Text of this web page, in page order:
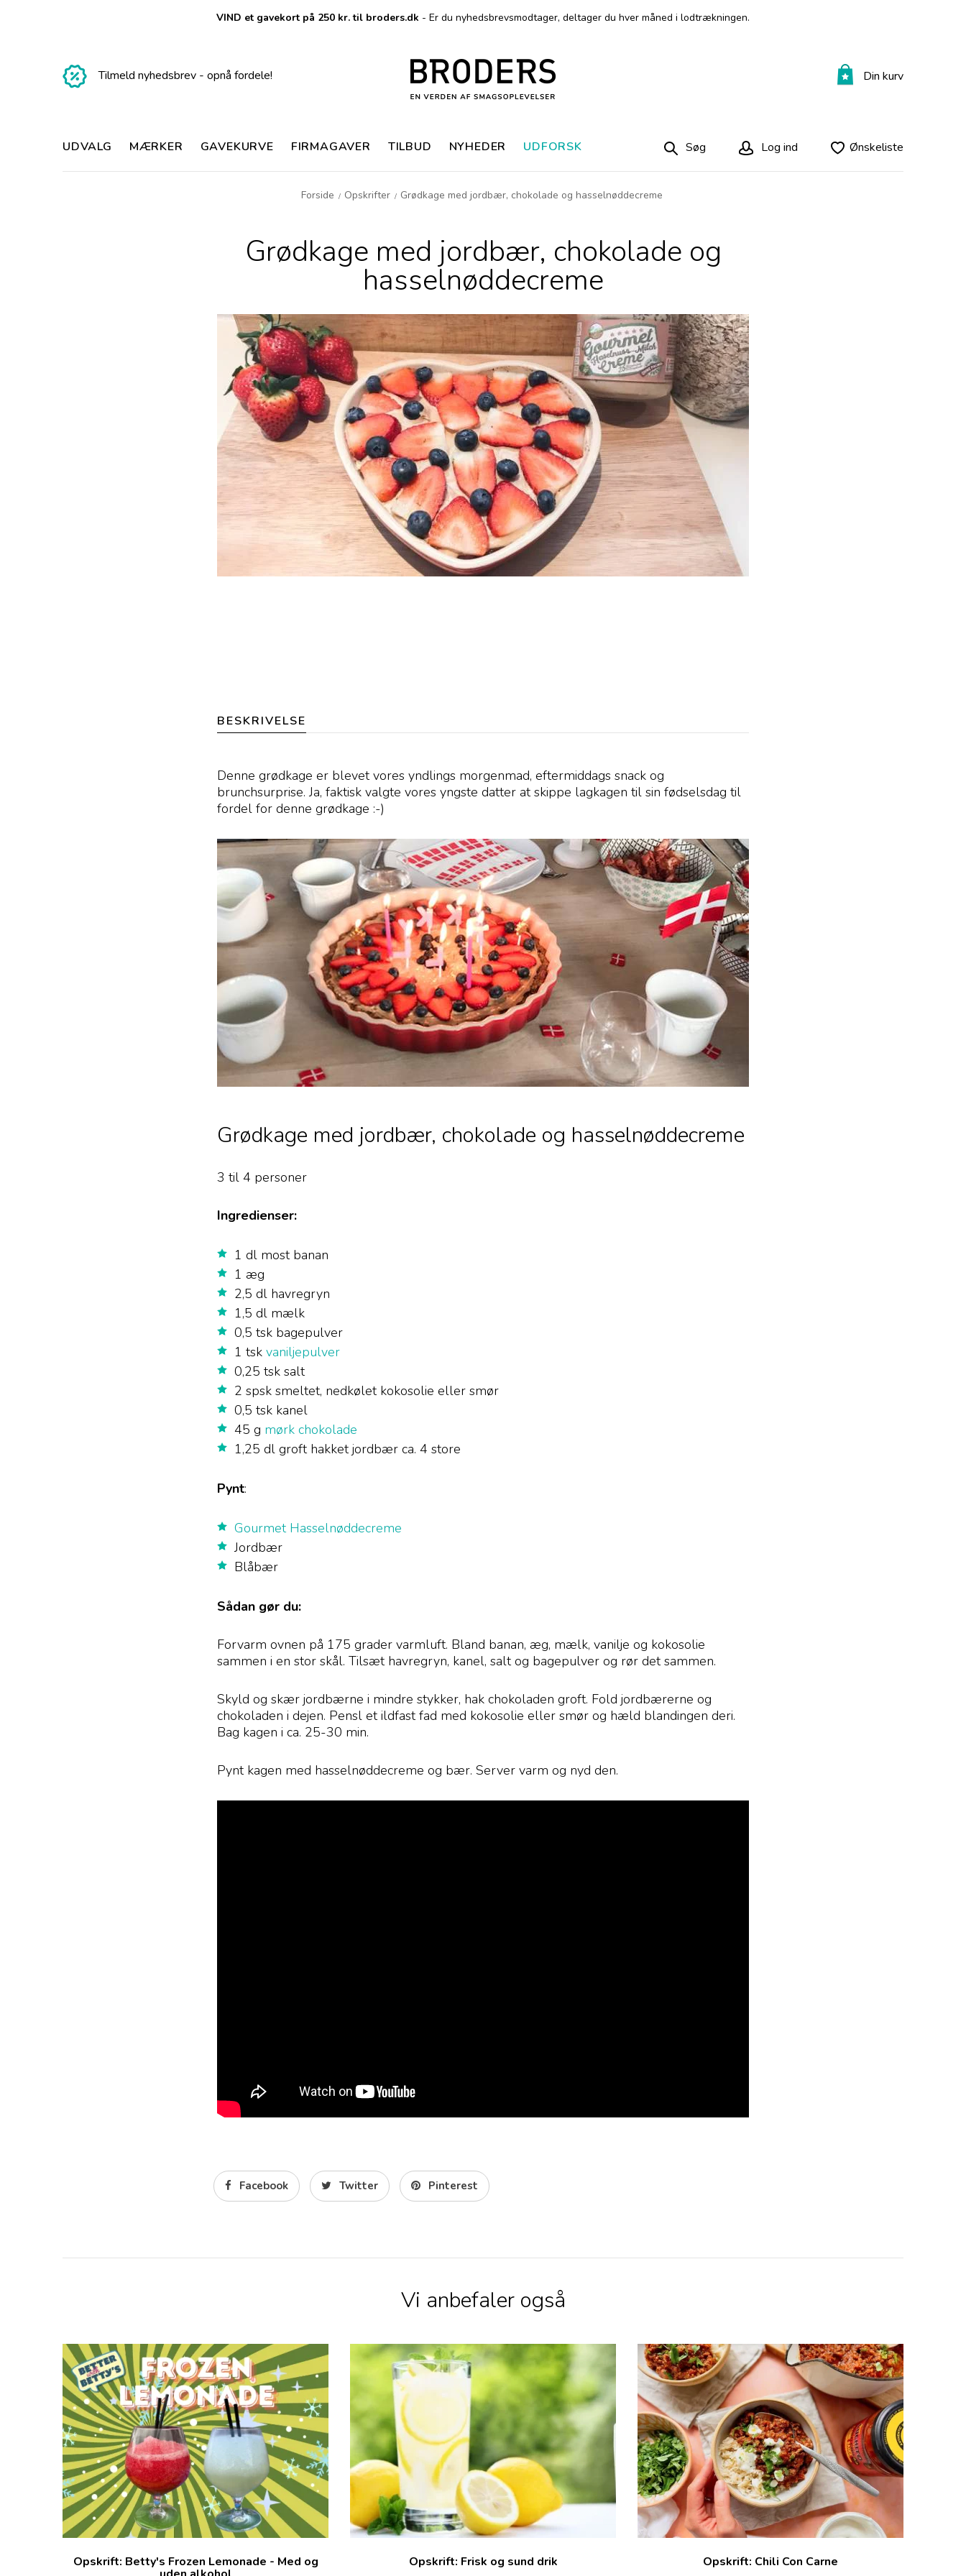
VIND et gavekort på 250 kr. til broders.dk - Er du nyhedsbrevsmodtager, deltager du hver måned i lodtrækningen.
Tilmeld nyhedsbrev - opnå fordele! Din kurv
UDVALG MÆRKER GAVEKURVE FIRMAGAVER TILBUD NYHEDER UDFORSK Søg Log ind Ønskeliste
Forside / Opskrifter / Grødkage med jordbær, chokolade og hasselnøddecreme
Grødkage med jordbær, chokolade og
hasselnøddecreme
BESKRIVELSE
Denne grødkage er blevet vores yndlings morgenmad, eftermiddags snack og
brunchsurprise. Ja, faktisk valgte vores yngste datter at skippe lagkagen til sin fødselsdag til
fordel for denne grødkage :-)
Grødkage med jordbær, chokolade og hasselnøddecreme
3 til 4 personer
Ingredienser:
1 dl most banan
1 æg
2,5 dl havregryn
1,5 dl mælk
0,5 tsk bagepulver
1 tsk vaniljepulver
0,25 tsk salt
2 spsk smeltet, nedkølet kokosolie eller smør
0,5 tsk kanel
45 g mørk chokolade
1,25 dl groft hakket jordbær ca. 4 store
Pynt:
Gourmet Hasselnøddecreme
Jordbær
Blåbær
Sådan gør du:
Forvarm ovnen på 175 grader varmluft. Bland banan, æg, mælk, vanilje og kokosolie
sammen i en stor skål. Tilsæt havregryn, kanel, salt og bagepulver og rør det sammen.
Skyld og skær jordbærne i mindre stykker, hak chokoladen groft. Fold jordbærerne og
chokoladen i dejen. Pensl et ildfast fad med kokosolie eller smør og hæld blandingen deri.
Bag kagen i ca. 25-30 min.
Pynt kagen med hasselnøddecreme og bær. Server varm og nyd den.
Facebook Twitter Pinterest
Vi anbefaler også
Opskrift: Betty's Frozen Lemonade - Med og Opskrift: Frisk og sund drik Opskrift: Chili Con Carne